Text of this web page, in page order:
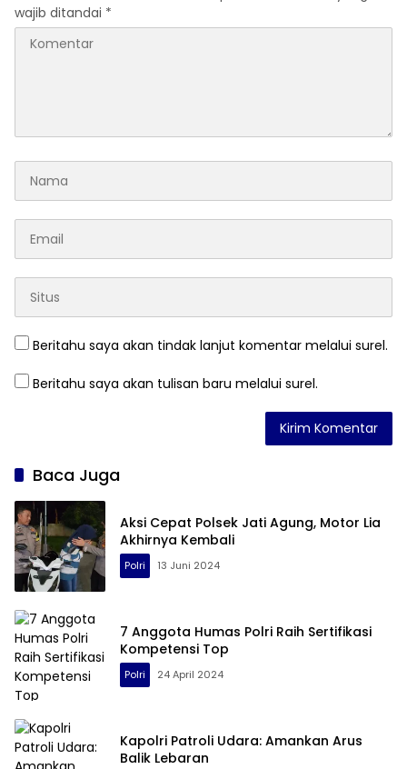
wajib ditandai *
Beritahu saya akan tindak lanjut komentar melalui surel.
Beritahu saya akan tulisan baru melalui surel.
Baca Juga
Aksi Cepat Polsek Jati Agung, Motor Lia
Akhirnya Kembali
Polri 13 Juni 2024
7 Anggota Humas Polri Raih Sertifikasi
Kompetensi Top
Polri 24 April 2024
Kapolri Patroli Udara: Amankan Arus
Balik Lebaran